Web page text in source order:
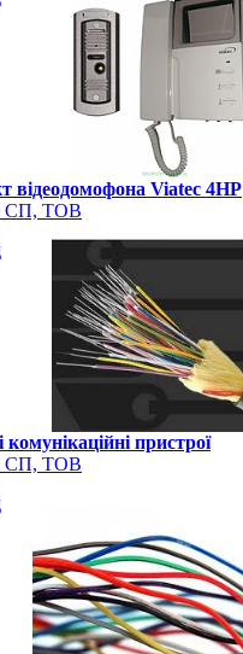
відеодомофона Viatec 4HP
СП, ТОВ
пристрої
СП, ТОВ